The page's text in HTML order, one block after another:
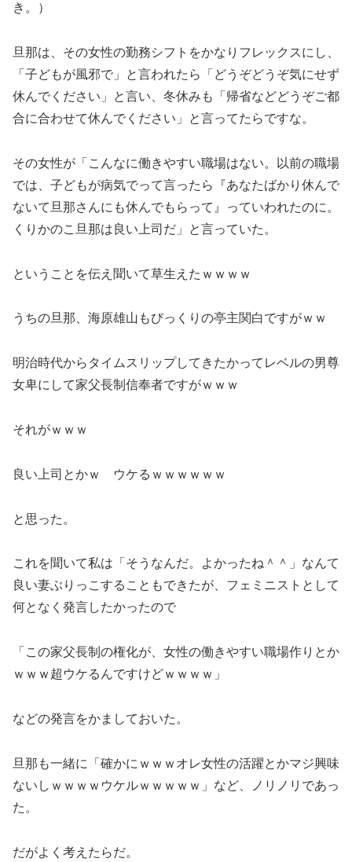
き。）
旦那は、その女性の勤務シフトをかなりフレックスにし、
「子どもが風邪で」と言われたら「どうぞどうぞ気にせず
休んでください」と言い、冬休みも「帰省などどうぞご都
合に合わせて休んでください」と言ってたらですな。
その女性が「こんなに働きやすい職場はない。以前の職場
では、子どもが病気でって言ったら『あなたばかり休んで
ないて旦那さんにも休んでもらって』っていわれたのに。
くりかのこ旦那は良い上司だ」と言っていた。
ということを伝え聞いて草生えたｗｗｗｗ
うちの旦那、海原雄山もびっくりの亭主関白ですがｗｗ
明治時代からタイムスリップしてきたかってレベルの男尊
女卑にして家父長制信奉者ですがｗｗｗ
それがｗｗｗ
良い上司とかｗ ウケるｗｗｗｗｗｗ
と思った。
これを聞いて私は「そうなんだ。よかったね＾＾」なんて
良い妻ぶりっこすることもできたが、フェミニストとして
何となく発言したかったので
「この家父長制の権化が、女性の働きやすい職場作りとか
ｗｗｗ超ウケるんですけどｗｗｗｗ」
などの発言をかましておいた。
旦那も一緒に「確かにｗｗｗオレ女性の活躍とかマジ興味
ないしｗｗｗｗウケルｗｗｗｗｗ」など、ノリノリであっ
た。
だがよく考えたらだ。